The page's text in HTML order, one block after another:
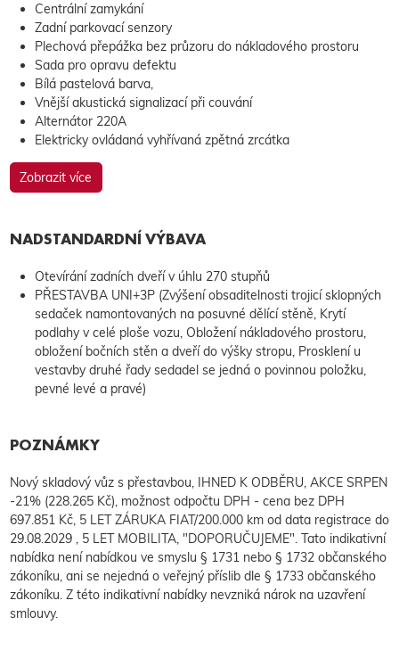
Centrální zamykání
Zadní parkovací senzory
Plechová přepážka bez průzoru do nákladového prostoru
Sada pro opravu defektu
Bílá pastelová barva,
Vnější akustická signalizací při couvání
Alternátor 220A
Elektricky ovládaná vyhřívaná zpětná zrcátka
Zobrazit více
NADSTANDARDNÍ VÝBAVA
Otevírání zadních dveří v úhlu 270 stupňů
PŘESTAVBA UNI+3P (Zvýšení obsaditelnosti trojicí sklopných
sedaček namontovaných na posuvné dělící stěně, Krytí
podlahy v celé ploše vozu, Obložení nákladového prostoru,
obložení bočních stěn a dveří do výšky stropu, Prosklení u
vestavby druhé řady sedadel se jedná o povinnou položku,
pevné levé a pravé)
POZNÁMKY
Nový skladový vůz s přestavbou, IHNED K ODBĚRU, AKCE SRPEN
-21% (228.265 Kč), možnost odpočtu DPH - cena bez DPH
697.851 Kč, 5 LET ZÁRUKA FIAT/200.000 km od data registrace do
29.08.2029 , 5 LET MOBILITA, "DOPORUČUJEME". Tato indikativní
nabídka není nabídkou ve smyslu § 1731 nebo § 1732 občanského
zákoníku, ani se nejedná o veřejný příslib dle § 1733 občanského
zákoníku. Z této indikativní nabídky nevzniká nárok na uzavření
smlouvy.